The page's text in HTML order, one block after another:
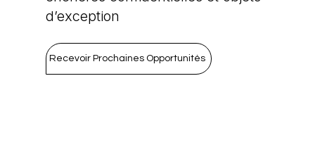
d’exception
Recevoir Prochaines Opportunités